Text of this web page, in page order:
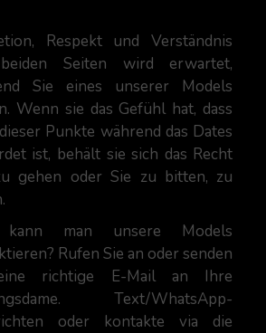
Respekt und Verständnis
Seiten wird erwartet,
Sie eines unserer Models
Wenn sie das Gefühl hat, dass
Punkte während das Dates
ist, behält sie sich das Recht
gehen oder Sie zu bitten, zu
man unsere Models
Rufen Sie an oder senden
richtige E-Mail an Ihre
Text/WhatsApp-
oder kontakte via die